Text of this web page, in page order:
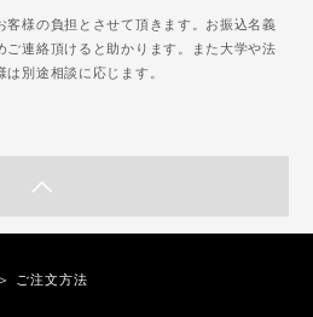
客様の負担とさせて頂きます。お振込名義
ご連絡頂けると助かります。また大学や法
は別途相談に応じます。
＞ ご注文方法